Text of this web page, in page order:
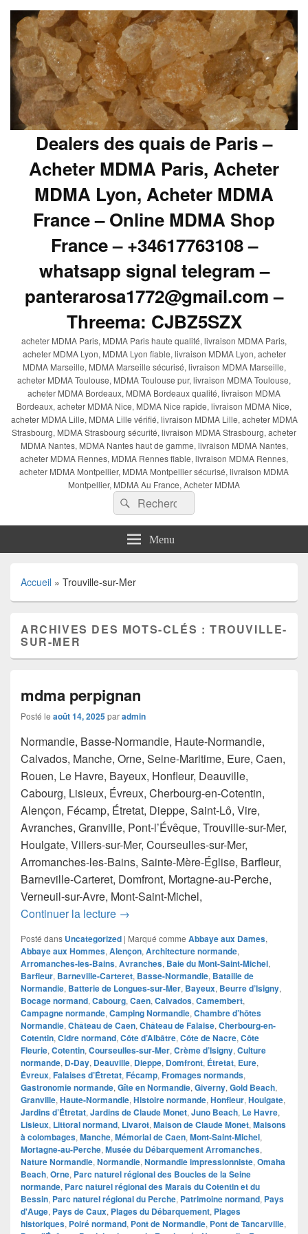
Dealers des quais de Paris –
Acheter MDMA Paris, Acheter
MDMA Lyon, Acheter MDMA
France – Online MDMA Shop
France – +34617763108 –
whatsapp signal telegram –
panterarosa1772@gmail.com –
Threema: CJBZ5SZX
acheter MDMA Paris, MDMA Paris haute qualité, livraison MDMA Paris,
acheter MDMA Lyon, MDMA Lyon fiable, livraison MDMA Lyon, acheter
MDMA Marseille, MDMA Marseille sécurisé, livraison MDMA Marseille,
acheter MDMA Toulouse, MDMA Toulouse pur, livraison MDMA Toulouse,
acheter MDMA Bordeaux, MDMA Bordeaux qualité, livraison MDMA
Bordeaux, acheter MDMA Nice, MDMA Nice rapide, livraison MDMA Nice,
acheter MDMA Lille, MDMA Lille vérifié, livraison MDMA Lille, acheter MDMA
Strasbourg, MDMA Strasbourg sécurité, livraison MDMA Strasbourg, acheter
MDMA Nantes, MDMA Nantes haut de gamme, livraison MDMA Nantes,
acheter MDMA Rennes, MDMA Rennes fiable, livraison MDMA Rennes,
acheter MDMA Montpellier, MDMA Montpellier sécurisé, livraison MDMA
Montpellier, MDMA Au France, Acheter MDMA
Recherche :
Rechercher
Menu
Accueil » Trouville-sur-Mer
ARCHIVES DES MOTS-CLÉS :TROUVILLE-
SUR-MER
mdma perpignan
Posté le août 14, 2025paradmin
Normandie, Basse-Normandie, Haute-Normandie,
Calvados, Manche, Orne, Seine-Maritime, Eure, Caen,
Rouen, Le Havre, Bayeux, Honfleur, Deauville,
Cabourg, Lisieux, Évreux, Cherbourg-en-Cotentin,
Alençon, Fécamp, Étretat, Dieppe, Saint-Lô, Vire,
Avranches, Granville, Pont-l’Évêque, Trouville-sur-Mer,
Houlgate, Villers-sur-Mer, Courseulles-sur-Mer,
Arromanches-les-Bains, Sainte-Mère-Église, Barfleur,
Barneville-Carteret, Domfront, Mortagne-au-Perche,
Verneuil-sur-Avre, Mont-Saint-Michel,
Continuer la lecture mdma perpignan
→
Posté dans Uncategorized | Marqué comme Abbaye aux Dames,
Abbaye aux Hommes, Alençon, Architecture normande,
Arromanches-les-Bains, Avranches, Baie du Mont-Saint-Michel,
Barfleur, Barneville-Carteret, Basse-Normandie, Bataille de
Normandie, Batterie de Longues-sur-Mer, Bayeux, Beurre d’Isigny,
Bocage normand, Cabourg, Caen, Calvados, Camembert,
Campagne normande, Camping Normandie, Chambre d’hôtes
Normandie, Château de Caen, Château de Falaise, Cherbourg-en-
Cotentin, Cidre normand, Côte d’Albâtre, Côte de Nacre, Côte
Fleurie, Cotentin, Courseulles-sur-Mer, Crème d’Isigny, Culture
normande, D-Day, Deauville, Dieppe, Domfront, Étretat, Eure,
Évreux, Falaises d’Étretat, Fécamp, Fromages normands,
Gastronomie normande, Gîte en Normandie, Giverny, Gold Beach,
Granville, Haute-Normandie, Histoire normande, Honfleur, Houlgate,
Jardins d’Étretat, Jardins de Claude Monet, Juno Beach, Le Havre,
Lisieux, Littoral normand, Livarot, Maison de Claude Monet, Maisons
à colombages, Manche, Mémorial de Caen, Mont-Saint-Michel,
Mortagne-au-Perche, Musée du Débarquement Arromanches,
Nature Normandie, Normandie, Normandie impressionniste, Omaha
Beach, Orne, Parc naturel régional des Boucles de la Seine
normande, Parc naturel régional des Marais du Cotentin et du
Bessin, Parc naturel régional du Perche, Patrimoine normand, Pays
d'Auge, Pays de Caux, Plages du Débarquement, Plages
historiques, Poiré normand, Pont de Normandie, Pont de Tancarville,